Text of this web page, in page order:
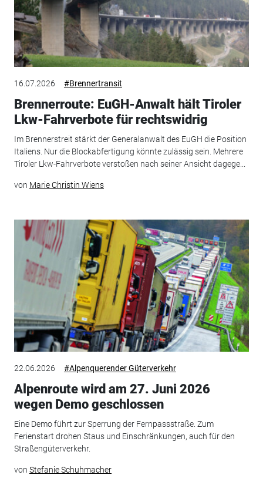
16.07.2026 #Brennertransit
Brennerroute: EuGH-Anwalt hält Tiroler
Lkw-Fahrverbote für rechtswidrig
Im Brennerstreit stärkt der Generalanwalt des EuGH die Position
Italiens. Nur die Blockabfertigung könnte zulässig sein. Mehrere
Tiroler Lkw-Fahrverbote verstoßen nach seiner Ansicht dagege...
von Marie Christin Wiens
22.06.2026 #Alpenquerender Güterverkehr
Alpenroute wird am 27. Juni 2026
wegen Demo geschlossen
Eine Demo führt zur Sperrung der Fernpassstraße. Zum
Ferienstart drohen Staus und Einschränkungen, auch für den
Straßengüterverkehr.
von Stefanie Schuhmacher